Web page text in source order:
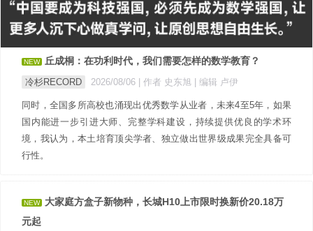
NEW 丘成桐：在功利时代，我们需要怎样的数学教育？
冷杉RECORD 2026/08/06 | 作者 史东旭 | 编辑 卢伊
同时，全国多所高校也涌现出优秀数学从业者，未来4至5年，如果
国内能进一步引进大师、完整学科建设，持续提供优良的学术环
境，我认为，本土培育顶尖学者、独立做出世界级成果完全具备可
行性。
NEW
大家庭方盒子新物种，长城H10上市限时换新价20.18万
元起